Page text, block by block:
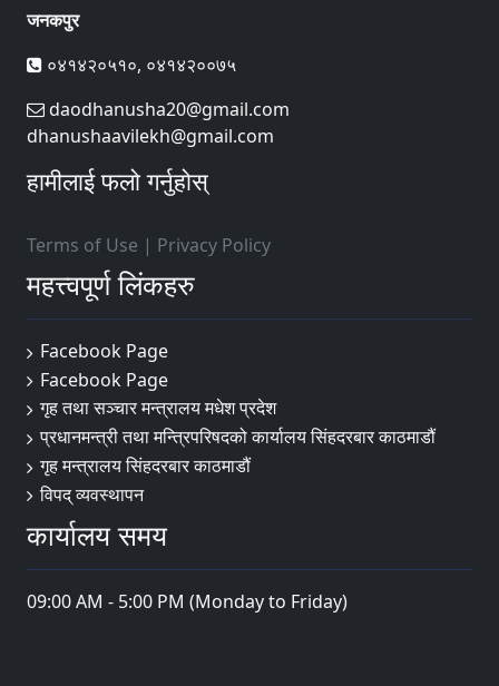
जनकपुर
०४१४२०५१०, ०४१४२००७५
daodhanusha20@gmail.com
dhanushaavilekh@gmail.com
हामीलाई फलो गर्नुहोस्
Terms of Use | Privacy Policy
महत्त्वपूर्ण लिंकहरु
Facebook Page
Facebook Page
गृह तथा सञ्चार मन्त्रालय मधेश प्रदेश
प्रधानमन्त्री तथा मन्त्रिपरिषदको कार्यालय सिंहदरबार काठमाडौं
गृह मन्त्रालय सिंहदरबार काठमाडौं
विपद् व्यवस्थापन
कार्यालय समय
09:00 AM - 5:00 PM (Monday to Friday)